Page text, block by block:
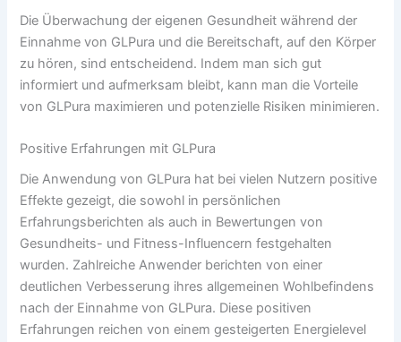
Die Überwachung der eigenen Gesundheit während der
Einnahme von GLPura und die Bereitschaft, auf den Körper
zu hören, sind entscheidend. Indem man sich gut
informiert und aufmerksam bleibt, kann man die Vorteile
von GLPura maximieren und potenzielle Risiken minimieren.
Positive Erfahrungen mit GLPura
Die Anwendung von GLPura hat bei vielen Nutzern positive
Effekte gezeigt, die sowohl in persönlichen
Erfahrungsberichten als auch in Bewertungen von
Gesundheits- und Fitness-Influencern festgehalten
wurden. Zahlreiche Anwender berichten von einer
deutlichen Verbesserung ihres allgemeinen Wohlbefindens
nach der Einnahme von GLPura. Diese positiven
Erfahrungen reichen von einem gesteigerten Energielevel